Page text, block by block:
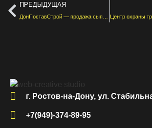
ПРЕДЫДУЩАЯ
г. Ростов-на-Дону, ул.
+7(949)-374-89-95